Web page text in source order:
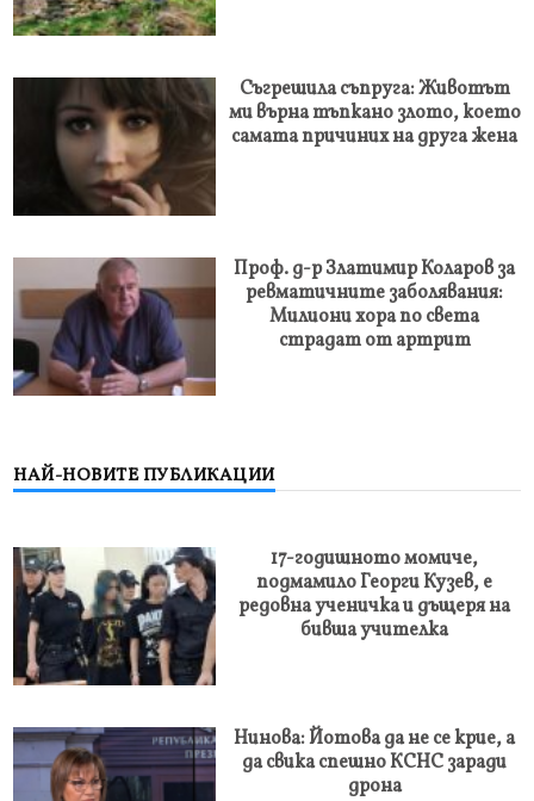
Съгрешила съпруга: Животът
ми върна тъпкано злото, което
самата причиних на друга жена
Проф. д-р Златимир Коларов за
ревматичните заболявания:
Милиони хора по света
страдат от артрит
НАЙ-НОВИТЕ ПУБЛИКАЦИИ
17-годишното момиче,
подмамило Георги Кузев, е
редовна ученичка и дъщеря на
бивша учителка
Нинова: Йотова да не се крие, а
да свика спешно КСНС заради
дрона